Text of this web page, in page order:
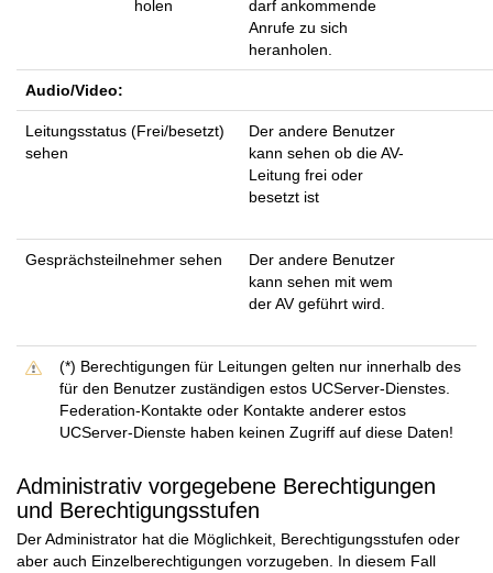
holen
darf ankommende
Anrufe zu sich
heranholen.
Audio/Video:
Leitungsstatus (Frei/besetzt)
sehen
Der andere Benutzer
kann sehen ob die AV-
Leitung frei oder
besetzt ist
Gesprächsteilnehmer sehen
Der andere Benutzer
kann sehen mit wem
der AV geführt wird.
(*) Berechtigungen für Leitungen gelten nur innerhalb des
für den Benutzer zuständigen estos UCServer-Dienstes.
Federation-Kontakte oder Kontakte anderer estos
UCServer-Dienste haben keinen Zugriff auf diese Daten!
Administrativ vorgegebene Berechtigungen
und Berechtigungsstufen
Der Administrator hat die Möglichkeit, Berechtigungsstufen oder
aber auch Einzelberechtigungen vorzugeben. In diesem Fall